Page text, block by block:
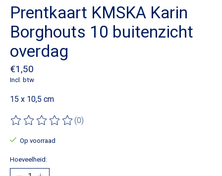
Prentkaart KMSKA Karin
Borghouts 10 buitenzicht
overdag
€1,50
Incl. btw
15 x 10,5 cm
De beoordeling van dit product is
(0)
Op voorraad
Hoeveelheid: